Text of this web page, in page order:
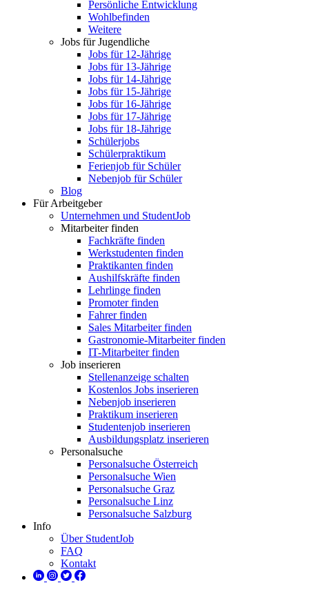
Persönliche Entwicklung
Wohlbefinden
Weitere
Jobs für Jugendliche
Jobs für 12-Jährige
Jobs für 13-Jährige
Jobs für 14-Jährige
Jobs für 15-Jährige
Jobs für 16-Jährige
Jobs für 17-Jährige
Jobs für 18-Jährige
Schülerjobs
Schülerpraktikum
Ferienjob für Schüler
Nebenjob für Schüler
Blog
Für Arbeitgeber
Unternehmen und StudentJob
Mitarbeiter finden
Fachkräfte finden
Werkstudenten finden
Praktikanten finden
Aushilfskräfte finden
Lehrlinge finden
Promoter finden
Fahrer finden
Sales Mitarbeiter finden
Gastronomie-Mitarbeiter finden
IT-Mitarbeiter finden
Job inserieren
Stellenanzeige schalten
Kostenlos Jobs inserieren
Nebenjob inserieren
Praktikum inserieren
Studentenjob inserieren
Ausbildungsplatz inserieren
Personalsuche
Personalsuche Österreich
Personalsuche Wien
Personalsuche Graz
Personalsuche Linz
Personalsuche Salzburg
Info
Über StudentJob
FAQ
Kontakt